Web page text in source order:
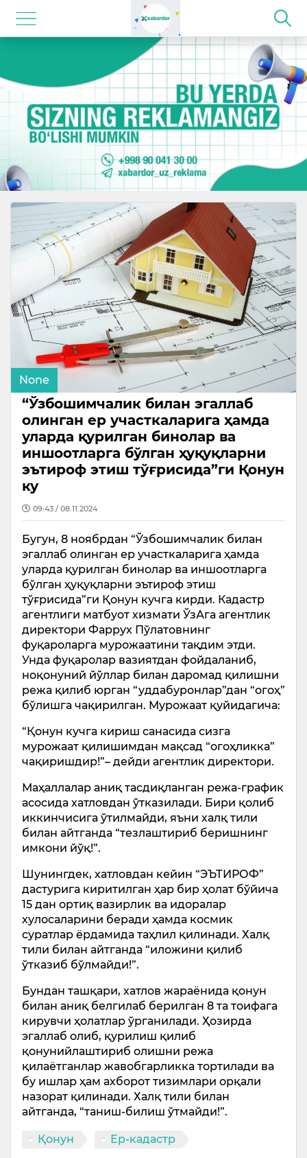
None
“Ўзбошимчалик билан эгаллаб
олинган ер участкаларига ҳамда
уларда қурилган бинолар ва
иншоотларга бўлган ҳуқуқларни
эътироф этиш тўғрисида”ги Қонун
ку
09:43 / 08.11.2024
Бугун, 8 ноябрдан “Ўзбошимчалик билан
эгаллаб олинган ер участкаларига ҳамда
уларда қурилган бинолар ва иншоотларга
бўлган ҳуқуқларни эътироф этиш
тўғрисида”ги Қонун кучга кирди. Кадастр
агентлиги матбуот хизмати ЎзАга агентлик
директори Фаррух Пўлатовнинг
фуқароларга мурожаатини тақдим этди.
Унда фуқаролар вазиятдан фойдаланиб,
ноқонуний йўллар билан даромад қилишни
режа қилиб юрган “уддабуронлар”дан “огоҳ”
бўлишга чақирилган. Мурожаат қуйидагича:
“Қонун кучга кириш санасида сизга
мурожаат қилишимдан мақсад “огоҳликка”
чақиришдир!”– дейди агентлик директори.
Маҳаллалар аниқ тасдиқланган режа-график
асосида хатловдан ўтказилади. Бири қолиб
иккинчисига ўтилмайди, яъни халқ тили
билан айтганда “тезлаштириб беришнинг
имкони йўқ!”.
Шунингдек, хатловдан кейин “ЭЪТИРОФ”
дастурига киритилган ҳар бир ҳолат бўйича
15 дан ортиқ вазирлик ва идоралар
хулосаларини беради ҳамда космик
суратлар ёрдамида таҳлил қилинади. Халқ
тили билан айтганда “иложини қилиб
ўтказиб бўлмайди!”.
Бундан ташқари, хатлов жараёнида қонун
билан аниқ белгилаб берилган 8 та тоифага
кирувчи ҳолатлар ўрганилади. Ҳозирда
эгаллаб олиб, қурилиш қилиб
қонунийлаштириб олишни режа
қилаётганлар жавобгарликка тортилади ва
бу ишлар ҳам ахборот тизимлари орқали
назорат қилинади. Халқ тили билан
айтганда, “таниш-билиш ўтмайди!”.
Қонун Ер-кадастр